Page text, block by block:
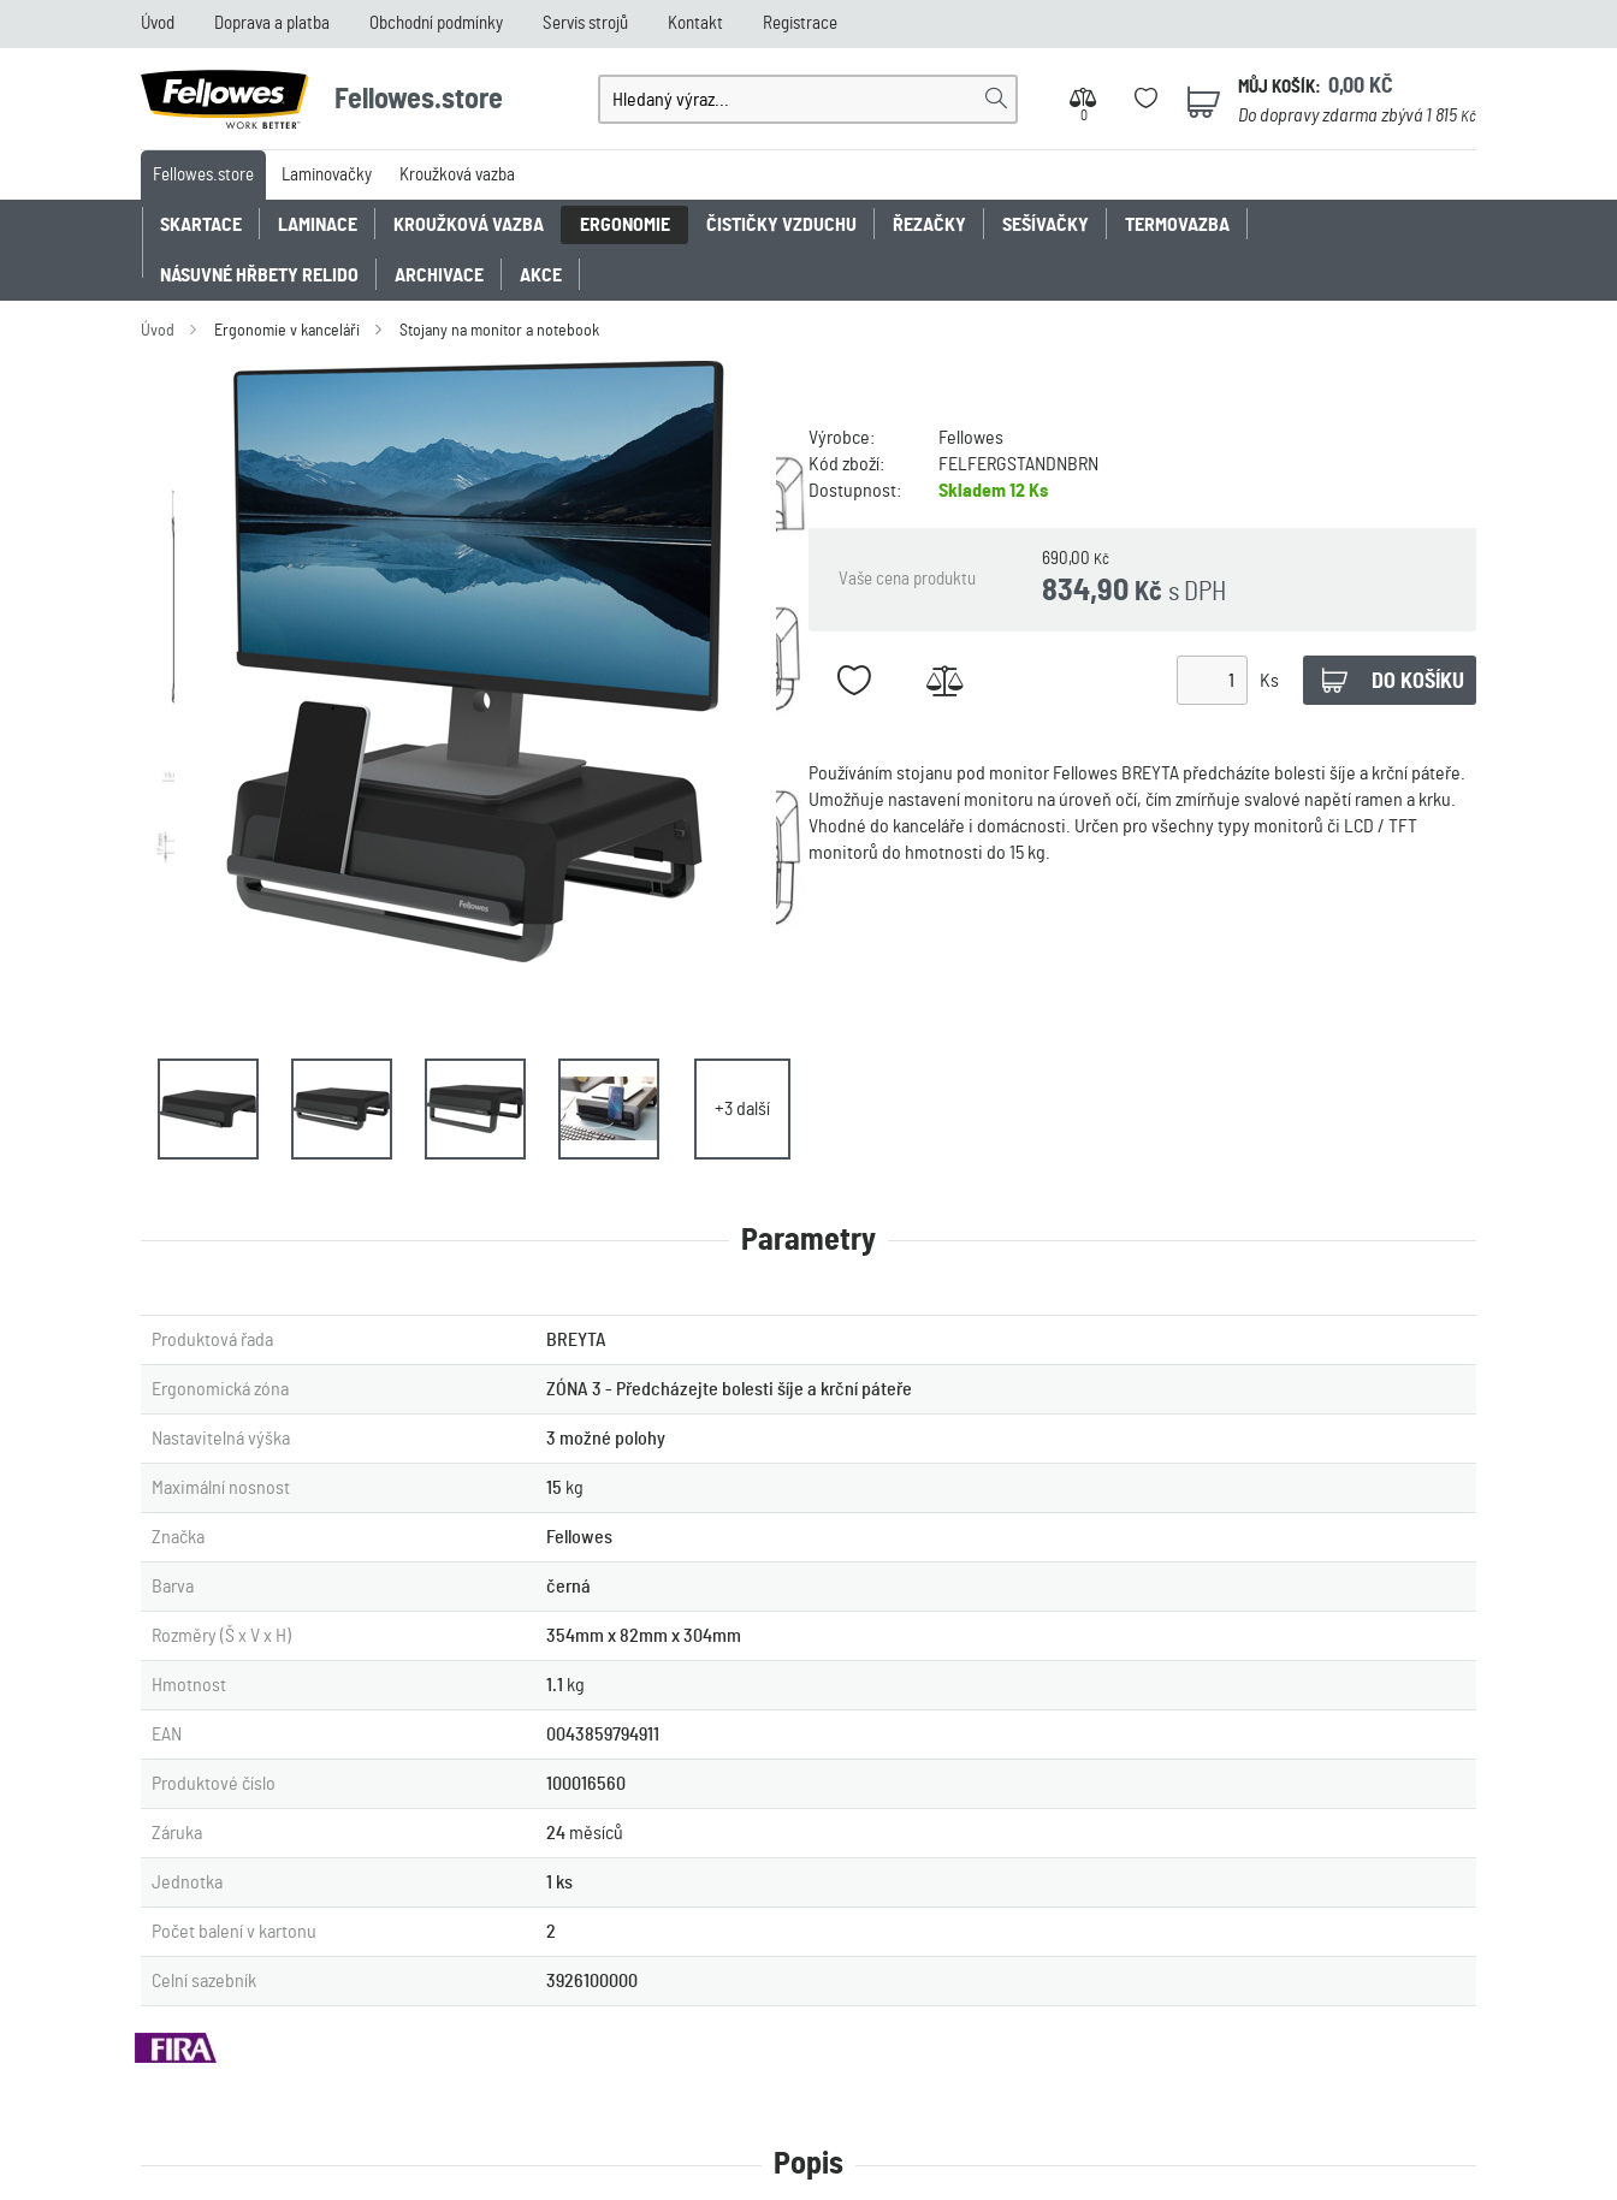
Úvod Doprava a platba Obchodní podmínky Servis strojů Kontakt Registrace
Fellowes.store
0
0
MŮJ KOŠÍK: 0,00 KČ
Do dopravy zdarma zbývá 1 815Kč
Fellowes.store Laminovačky Kroužková vazba
SKARTACE LAMINACE KROUŽKOVÁ VAZBA ERGONOMIE ČISTIČKY VZDUCHU ŘEZAČKY SEŠÍVAČKY TERMOVAZBA
NÁSUVNÉ HŘBETY RELIDO ARCHIVACE AKCE
Úvod Ergonomie v kanceláři Stojany na monitor a notebook
+3 další
Výrobce:
Fellowes
Kód zboží:
FELFERGSTANDNBRN
Dostupnost:
Skladem12 Ks
Vaše cena produktu
690,00 Kč
s DPH
834,90 Kč
Ks
Používáním stojanu pod monitor Fellowes BREYTA předcházíte bolesti šíje a krční páteře.
Umožňuje nastavení monitoru na úroveň očí, čím zmírňuje svalové napětí ramen a krku.
Vhodné do kanceláře i domácnosti. Určen pro všechny typy monitorů či LCD / TFT
monitorů do hmotnosti do 15 kg.
Parametry
Produktová řada BREYTA
Ergonomická zóna ZÓNA 3 - Předcházejte bolesti šíje a krční páteře
Nastavitelná výška 3 možné polohy
Maximální nosnost 15 kg
Značka Fellowes
Barva černá
Rozměry (Š x V x H) 354mm x 82mm x 304mm
Hmotnost 1.1 kg
EAN 0043859794911
Produktové číslo 100016560
Záruka 24 měsíců
Jednotka 1 ks
Počet balení v kartonu 2
Celní sazebník 3926100000
Popis